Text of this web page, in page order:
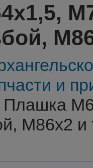
и
Плашка
М86х2 и